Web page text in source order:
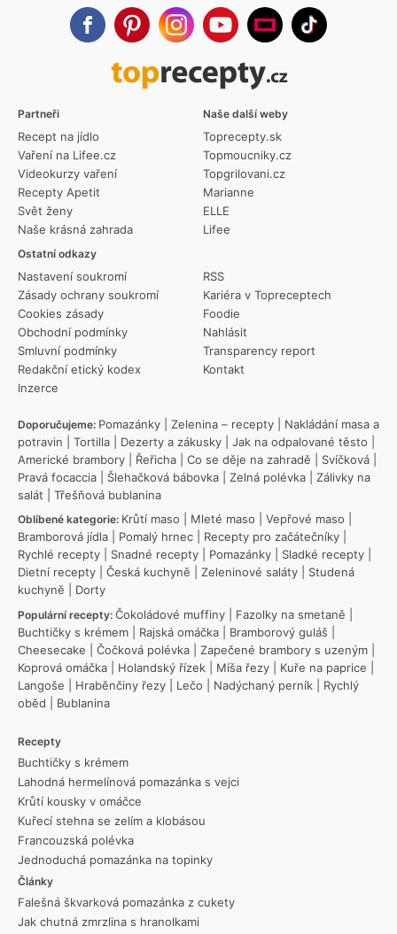
Partneři
Recept na jídlo
Vaření na Lifee.cz
Videokurzy vaření
Recepty Apetit
Svět ženy
Naše krásná zahrada
Ostatní odkazy
Nastavení soukromí
Zásady ochrany soukromí
Cookies zásady
Obchodní podmínky
Smluvní podmínky
Redakční etický kodex
Inzerce
RSS
Kariéra v Topreceptech
Foodie
Nahlásit
Transparency report
Kontakt
Naše další weby
Toprecepty.sk
Topmoucniky.cz
Topgrilovani.cz
Marianne
ELLE
Lifee
Doporučujeme: Pomazánky Zelenina – recepty
Nakládání masa a
potravin
Tortilla Dezerty a zákusky Jak na odpalované těsto
Americké brambory
Řeřicha Co se děje na zahradě Svíčková
Pravá focaccia
Šlehačková bábovka Zelná polévka
Zálivky na
salát
Třešňová bublanina
Oblíbené kategorie: Krůtí maso Mleté maso Vepřové maso
Bramborová jídla
Pomalý hrnec Recepty pro začátečníky
Rychlé recepty
Snadné recepty Pomazánky Sladké recepty
Dietní recepty
Česká kuchyně Zeleninové saláty
Studená
kuchyně
Dorty
Populární recepty: Čokoládové muffiny Fazolky na smetaně
Buchtičky s krémem
Rajská omáčka Bramborový guláš
Cheesecake
Čočková polévka Zapečené brambory s uzeným
Koprová omáčka
Holandský řízek Míša řezy Kuře na paprice
Langoše
Hraběnčiny řezy Lečo Nadýchaný perník
Rychlý
oběd
Bublanina
Recepty
Buchtičky s krémem
Lahodná hermelínová pomazánka s vejci
Krůtí kousky v omáčce
Kuřecí stehna se zelím a klobásou
Francouzská polévka
Jednoduchá pomazánka na topinky
Články
Falešná škvarková pomazánka z cukety
Jak chutná zmrzlina s hranolkami